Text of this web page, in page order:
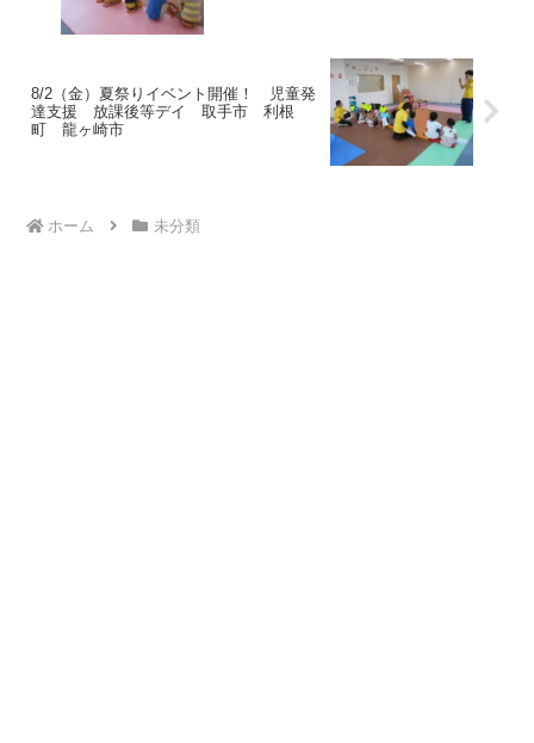
8/2（金）夏祭りイベント開催！ 児童発
達支援 放課後等デイ 取手市 利根
町 龍ヶ崎市
ホーム 未分類